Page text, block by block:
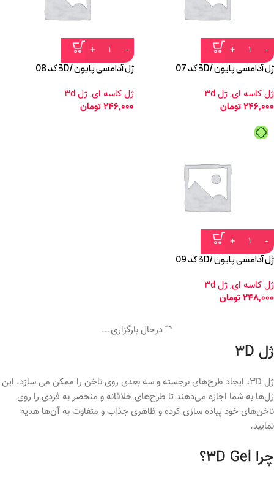
ژل آدامسی پایون /3D کد 07
ژل کاسه ای,ژل 3d
246,000تومان
ژل آدامسی پایون /3D کد 08
ژل کاسه ای,ژل 3d
246,000تومان
ژل آدامسی پایون /3D کد 09
ژل کاسه ای,ژل 3d
248,000تومان
بارگیری بیشتر محصولات
ژل 3D
ژل 3D، ایجاد طرح‌های برجسته و سه بعدی روی ناخن را ممکن می سازد. این
ژل‌ها به شما اجازه می‌دهند تا طرح‌های خلاقانه و منحصر به فردی را روی
ناخن‌های خود پیاده سازی کرده و ظاهری جذاب و متفاوت به آن‌ها هدیه
نمایید.
چرا 3D Gel؟